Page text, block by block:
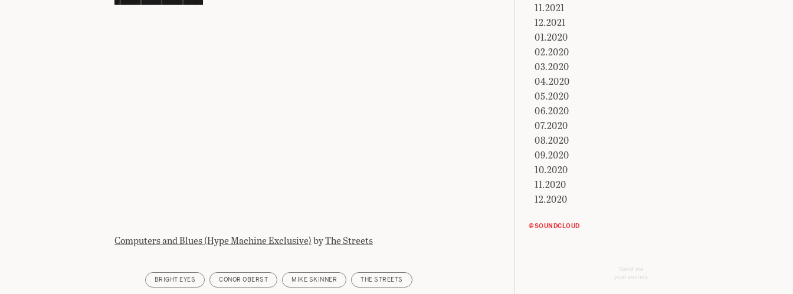
Computers and Blues (Hype Machine Exclusive)byThe Streets
BRIGHT EYES CONOR OBERST MIKE SKINNER THE STREETS
11.2021
12.2021
01.2020
02.2020
03.2020
04.2020
05.2020
06.2020
07.2020
08.2020
09.2020
10.2020
11.2020
12.2020
@SOUNDCLOUD
Send me
your sounds